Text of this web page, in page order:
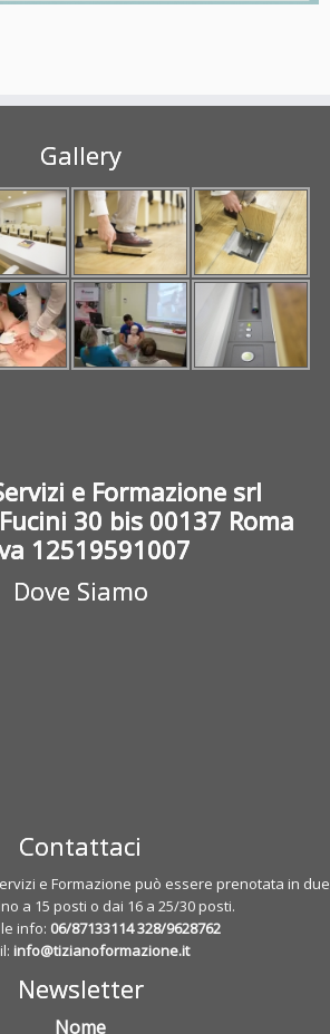
Gallery
e Formazione srl
30 bis 00137 Roma
12519591007
Dove Siamo
Contattaci
e Formazione può essere prenotata in due
a 15 posti o dai 16 a 25/30 posti.
info: 06/87133114328/9628762
info@tizianoformazione.it
Newsletter
Nome